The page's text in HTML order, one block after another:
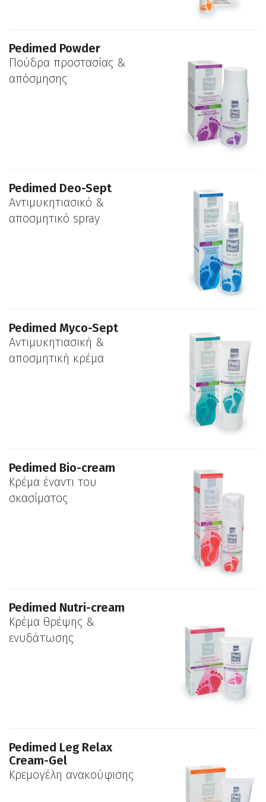
Pedimed Powder
Πούδρα προστασίας &
απόσμησης
Pedimed Deo-Sept
Αντιμυκητιασικό &
αποσμητικό spray
Pedimed Myco-Sept
Αντιμυκητιασική &
αποσμητική κρέμα
Pedimed Bio-cream
Κρέμα έναντι του
σκασίματος
Pedimed Nutri-cream
Κρέμα θρέψης &
ενυδάτωσης
Pedimed Leg Relax
Cream-Gel
Κρεμογέλη ανακούφισης